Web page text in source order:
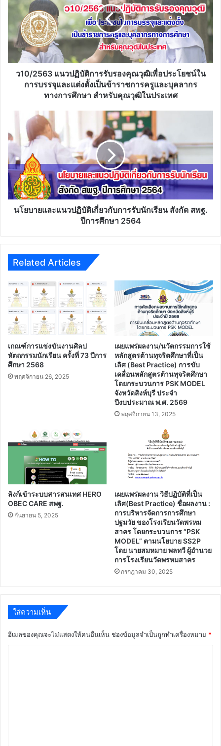
รับรอง
คุณวุฒิ
เพื่อ
ประโยชน์
ใน
การ
ข้าราชการ
ครู
และ
บุคลากร
ทางการ
ศึกษา
สำหรับ
คุณวุฒิ
ว10/2563 แนวปฏิบัติการรับรองคุณวุฒิเพื่อประโยชน์ใน
การบรรจุและแต่งตั้งเป็นข้าราชการครูและบุคลากร
ทางการศึกษา สำหรับคุณวุฒิในประเทศ
แนว
ปฏิบัติ
เกี่ยว
กับ
การ
รับ
นักเรียน
สังกัด
2564
นโยบายและแนวปฏิบัติเกี่ยวกับการรับนักเรียน สังกัด สพฐ.
ปีการศึกษา 2564
Related Articles
เกณฑ์การแข่งขันงานศิลป
หัตถกรรมนักเรียน ครั้งที่ 73 ปีการ
ศึกษา 2568
พฤศจิกายน 26, 2025
เผยแพร่ผลงาน/นวัตกรรมการใช้
หลักสูตรต้านทุจริตศึกษาที่เป็น
เลิศ (Best Practice) การขับ
เคลื่อนหลักสูตรต้านทุจริตศึกษา
โดยกระบวนการ PSK MODEL
จังหวัดสิงห์บุรี ประจํา
ปีงบประมาณ พ.ศ. 2569
พฤศจิกายน 13, 2025
ลิงก์เข้าระบบสารสนเทศ HERO
OBEC CARE สพฐ.
กันยายน 5, 2025
เผยแพร่ผลงาน วิธีปฏิบัติที่เป็น
เลิศ(Best Practice) ชื่อผลงาน :
การบริหารจัดการการศึกษา
ปฐมวัย ของโรงเรียนวัดพรหม
สาคร โดยกระบวนการ “PSK
MODEL” ตามนโยบาย SS2P
โดย นายสมหมาย พลทวี ผู้อำนวย
การโรงเรียนวัดพรหมสาคร
กรกฎาคม 30, 2025
ใส่ความเห็น
อีเมลของคุณจะไม่แสดงให้คนอื่นเห็น ช่องข้อมูลจำเป็นถูกทำเครื่องหมาย *